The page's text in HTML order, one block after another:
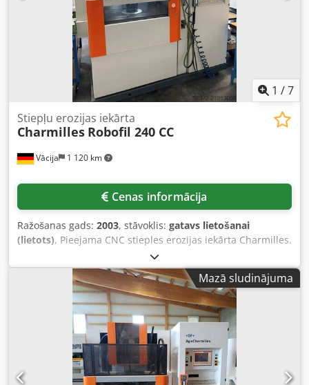
1 /7
Vācija 1 120 km
Stiepļu erozijas iekārta
Charmilles Robofil 240 CC
Cenas informācija
Ražošanas gads: 2003, stāvoklis: gatavs lietošanai
(lietots), Pieejama CNC stieples erozijas iekārta Charmilles.
Pārvietošanās diapazons X/Y/Z: 340mm/220mm/220mm,
U/V pārvietošanās: 350mm/220mm, maksimālais konusa
leņķis: +/-30°, maksimālais konusa augstums: 220mm,
maksimālie sagataves izmēri X/Y/Z:
1100mm/550mm/220mm, maksimālais sagataves svars:
750kg, galda izmēri X/Y: 680mm/450mm. Iekārtas izmēri
X/Y/Z: 2050mm/2050mm/2000mm, svars: apm. 3250kg,
darba stundas: 97916h. Pieejama dokumentācija. Ir
iespējama apskate uz vietas. Dcsdpoy R Dtcefx An Ijk
Mazā sludinājuma